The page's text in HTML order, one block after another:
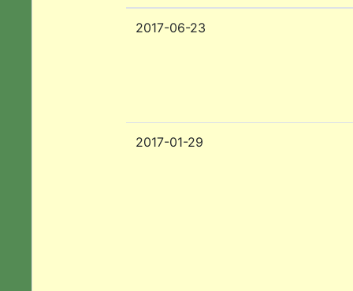
2017-06-23
2017-01-29